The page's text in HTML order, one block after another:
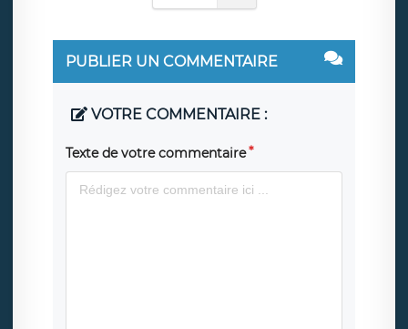
PUBLIER UN COMMENTAIRE
VOTRE COMMENTAIRE :
Texte de votre commentaire